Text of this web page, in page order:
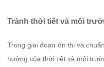
Tránh thời tiết và môi
Trong giai đoạn ôn thi và
hưởng của thời tiết và môi